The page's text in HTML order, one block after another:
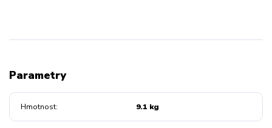
Parametry
Hmotnost 9.1 kg